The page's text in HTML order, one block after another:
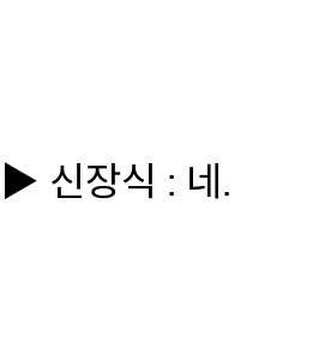
▶ 신장식 : 네.